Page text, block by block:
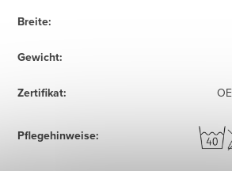
Breite:
Gewicht:
Zertifikat:
Pflegehinweise: